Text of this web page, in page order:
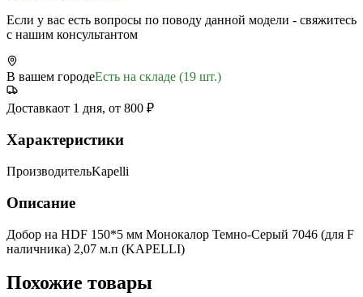
Если у вас есть вопросы по поводу данной модели - свяжитесь
с нашим консультантом
В вашем городеЕсть на складе (19 шт.)
Доставкаот 1 дня, от 800 ₽
Характеристики
ПроизводительKapelli
Описание
Добор на HDF 150*5 мм Монокалор Темно-Серый 7046 (для F
наличника) 2,07 м.п (KAPELLI)
Похожие товары